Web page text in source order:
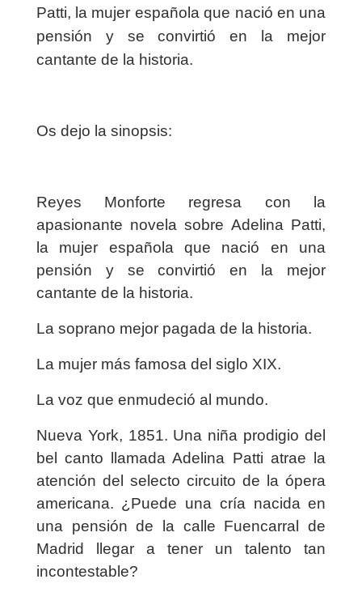
Patti, la mujer española que nació en una
pensión y se convirtió en la mejor
cantante de la historia.
Os dejo la sinopsis:
Reyes Monforte regresa con la
apasionante novela sobre Adelina Patti,
la mujer española que nació en una
pensión y se convirtió en la mejor
cantante de la historia.
La soprano mejor pagada de la historia.
La mujer más famosa del siglo XIX.
La voz que enmudeció al mundo.
Nueva York, 1851. Una niña prodigio del
bel canto llamada Adelina Patti atrae la
atención del selecto circuito de la ópera
americana. ¿Puede una cría nacida en
una pensión de la calle Fuencarral de
Madrid llegar a tener un talento tan
incontestable?